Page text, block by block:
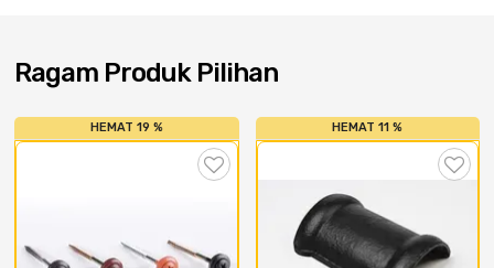
Ragam Produk Pilihan
HEMAT 19 % HEMAT 11 %